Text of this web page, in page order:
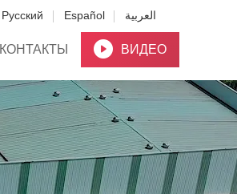
Русский Español العربية
КОНТАКТЫ ВИДЕО